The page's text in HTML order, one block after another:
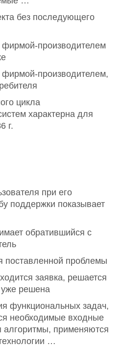
без последующего
фирмой-производителем
производителем,
цикла
характерна для
г.
при его
поддержки показывает
обратившийся с
поставленной проблемы
заявка, решается
решена
функциональных задач,
необходимые входные
алгоритмы, применяются
…